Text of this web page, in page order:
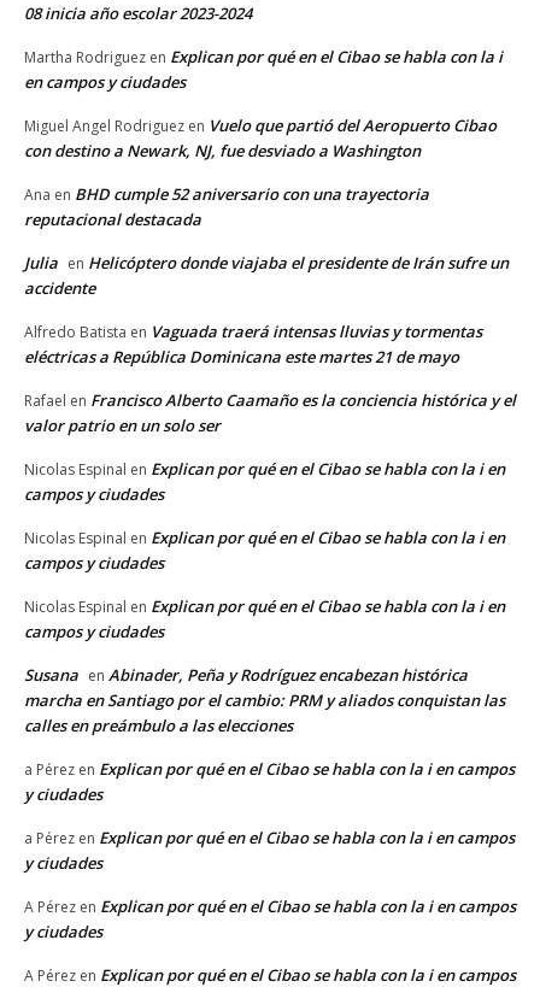
08 inicia año escolar 2023-2024
Martha Rodriguez en Explican por qué en el Cibao se habla con la i
en campos y ciudades
Miguel Angel Rodriguez en Vuelo que partió del Aeropuerto Cibao
con destino a Newark, NJ, fue desviado a Washington
Ana en BHD cumple 52 aniversario con una trayectoria
reputacional destacada
Julia en Helicóptero donde viajaba el presidente de Irán sufre un
accidente
Alfredo Batista en Vaguada traerá intensas lluvias y tormentas
eléctricas a República Dominicana este martes 21 de mayo
Rafael en Francisco Alberto Caamaño es la conciencia histórica y el
valor patrio en un solo ser
Nicolas Espinal en Explican por qué en el Cibao se habla con la i en
campos y ciudades
Nicolas Espinal en Explican por qué en el Cibao se habla con la i en
campos y ciudades
Nicolas Espinal en Explican por qué en el Cibao se habla con la i en
campos y ciudades
Susana en Abinader, Peña y Rodríguez encabezan histórica
marcha en Santiago por el cambio: PRM y aliados conquistan las
calles en preámbulo a las elecciones
a Pérez en Explican por qué en el Cibao se habla con la i en campos
y ciudades
a Pérez en Explican por qué en el Cibao se habla con la i en campos
y ciudades
A Pérez en Explican por qué en el Cibao se habla con la i en campos
y ciudades
A Pérez en Explican por qué en el Cibao se habla con la i en campos